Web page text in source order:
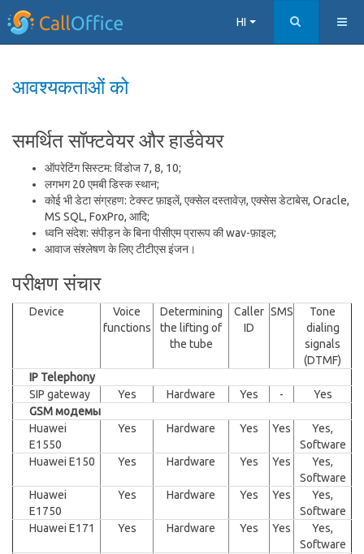
HI
आवश्यकताओं को
समर्थित सॉफ्टवेयर और हार्डवेयर
ऑपरेटिंग सिस्टम: विंडोज 7, 8, 10;
लगभग 20 एमबी डिस्क स्थान;
कोई भी डेटा संग्रहण: टेक्स्ट फ़ाइलें, एक्सेल दस्तावेज़, एक्सेस डेटाबेस, Oracle,
MS SQL, FoxPro, आदि;
ध्वनि संदेश: संपीड़न के बिना पीसीएम प्रारूप की wav-फ़ाइल;
आवाज संश्लेषण के लिए टीटीएस इंजन।
परीक्षण संचार
Device
Voice
functions
Determining
the lifting of
the tube
Caller
ID
SMS
Tone
dialing
signals
(DTMF)
IP Telephony
SIP gateway
Yes Hardware Yes -
Yes
GSM модемы
Huawei
E1550
Yes Hardware Yes Yes
Yes,
Software
Huawei E150
Yes Hardware Yes Yes
Yes,
Software
Huawei
E1750
Yes Hardware Yes Yes
Yes,
Software
Huawei E171
Yes Hardware Yes Yes
Yes,
Software